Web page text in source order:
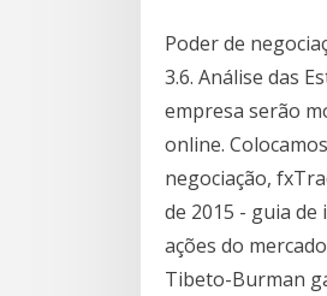
Poder de
3.6. Análise das
empresa serão
online.
negociação,
de 2015 - guia
ações do
Tibeto-Burman